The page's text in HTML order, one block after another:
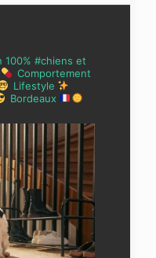
100% #chiens et
Comportement
Lifestyle
Bordeaux